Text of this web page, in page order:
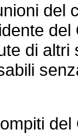
del
di altri
del